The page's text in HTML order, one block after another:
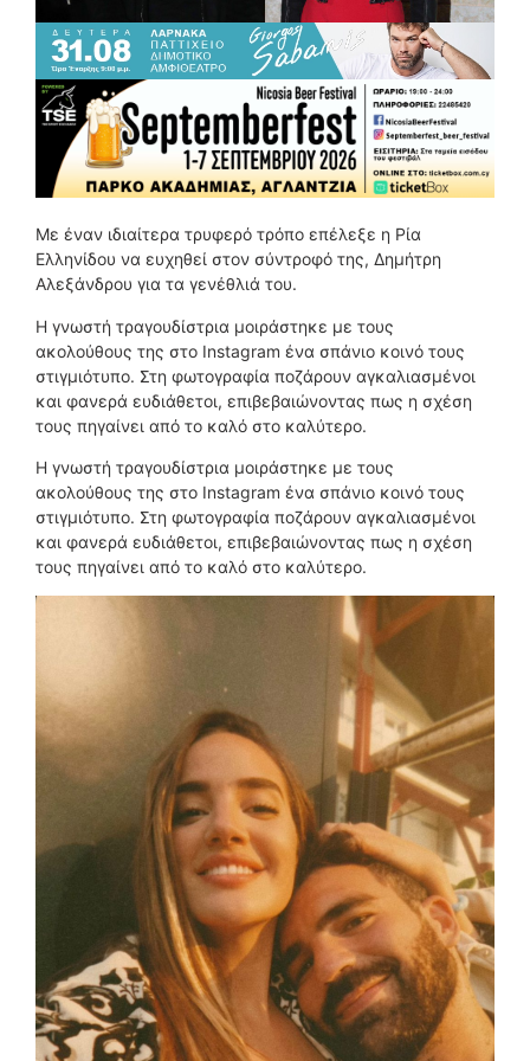
Με έναν ιδιαίτερα τρυφερό τρόπο επέλεξε η Ρία
Ελληνίδου να ευχηθεί στον σύντροφό της, Δημήτρη
Αλεξάνδρου για τα γενέθλιά του.
Η γνωστή τραγουδίστρια μοιράστηκε με τους
ακολούθους της στο Instagram ένα σπάνιο κοινό τους
στιγμιότυπο. Στη φωτογραφία ποζάρουν αγκαλιασμένοι
και φανερά ευδιάθετοι, επιβεβαιώνοντας πως η σχέση
τους πηγαίνει από το καλό στο καλύτερο.
Η γνωστή τραγουδίστρια μοιράστηκε με τους
ακολούθους της στο Instagram ένα σπάνιο κοινό τους
στιγμιότυπο. Στη φωτογραφία ποζάρουν αγκαλιασμένοι
και φανερά ευδιάθετοι, επιβεβαιώνοντας πως η σχέση
τους πηγαίνει από το καλό στο καλύτερο.